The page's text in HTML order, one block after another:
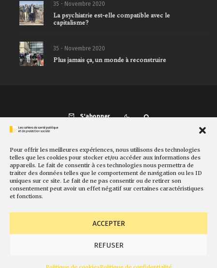
Pour offrir les meilleures expériences, nous utilisons des technologies
telles que les cookies pour stocker et/ou accéder aux informations des
appareils. Le fait de consentir à ces technologies nous permettra de
traiter des données telles que le comportement de navigation ou les ID
uniques sur ce site. Le fait de ne pas consentir ou de retirer son
consentement peut avoir un effet négatif sur certaines caractéristiques
et fonctions.
ACCEPTER
REFUSER
35 - Novembre 2020
La psychiatrie est-elle compatible avec le
capitalisme?
35 - Novembre 2020
Plus jamais ça, un monde à reconstruire
S'abonner
Présentation Comité de rédaction Sites amis Contact
Newsletter Politique de cookies Faire un don